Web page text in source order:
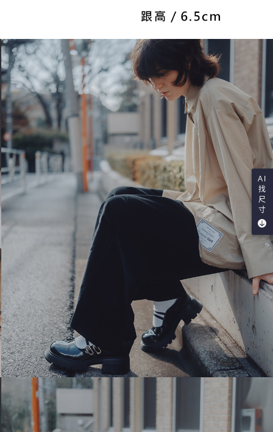
AI
找
尺
寸